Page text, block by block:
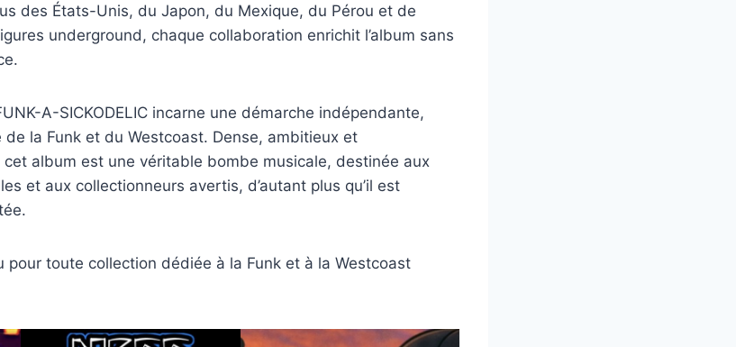
des États-Unis, du Japon, du Mexique, du Pérou et de
underground, chaque collaboration enrichit l’album sans
A-SICKODELIC incarne une démarche indépendante,
de la Funk et du Westcoast. Dense, ambitieux et
album est une véritable bombe musicale, destinée aux
et aux collectionneurs avertis, d’autant plus qu’il est
toute collection dédiée à la Funk et à la Westcoast